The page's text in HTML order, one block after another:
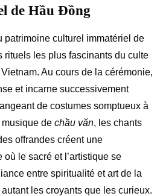
de Hầu Đồng
patrimoine culturel immatériel de
rituels les plus fascinants du culte
Au cours de la cérémonie,
et incarne successivement
de costumes somptueux à
de chầu văn, les chants
offrandes créent une
le sacré et l’artistique se
entre spiritualité et art de la
les croyants que les curieux.